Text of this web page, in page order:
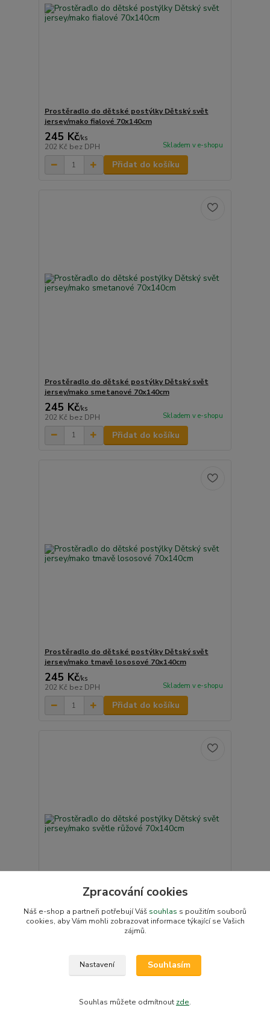
Prostěradlo do dětské postýlky Dětský svět
jersey/mako fialové 70x140cm
245 Kč/ks
202 Kč bez DPH Skladem v e-shopu
Přidat do košíku
Prostěradlo do dětské postýlky Dětský svět
jersey/mako smetanové 70x140cm
245 Kč/ks
202 Kč bez DPH Skladem v e-shopu
Přidat do košíku
Prostěradlo do dětské postýlky Dětský svět
jersey/mako tmavě lososové 70x140cm
245 Kč/ks
202 Kč bez DPH Skladem v e-shopu
Přidat do košíku
Prostěradlo do dětské postýlky Dětský svět
jersey/mako světle růžové 70x140cm
Skladem v e-shopu
Přidat do košíku
Zpracování cookies
Náš e-shop a partneři potřebují Váš souhlas s použitím souborů
cookies, aby Vám mohli zobrazovat informace týkající se Vašich
zájmů.
Nastavení Souhlasím
Souhlas můžete odmítnout zde.